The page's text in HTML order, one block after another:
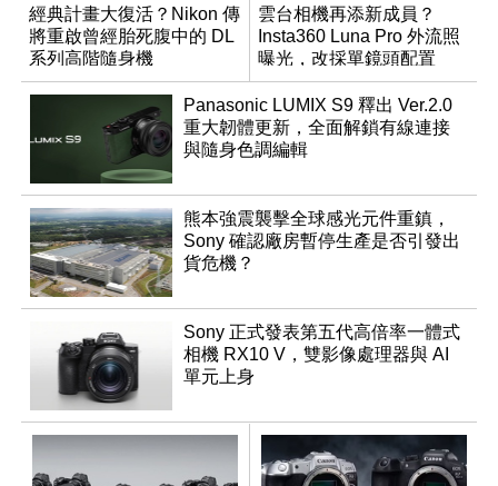
經典計畫大復活？Nikon 傳
將重啟曾經胎死腹中的 DL
系列高階隨身機
雲台相機再添新成員？
Insta360 Luna Pro 外流照
曝光，改採單鏡頭配置
Panasonic LUMIX S9 釋出 Ver.2.0
重大韌體更新，全面解鎖有線連接
與隨身色調編輯
熊本強震襲擊全球感光元件重鎮，
Sony 確認廠房暫停生產是否引發出
貨危機？
Sony 正式發表第五代高倍率一體式
相機 RX10 V，雙影像處理器與 AI
單元上身